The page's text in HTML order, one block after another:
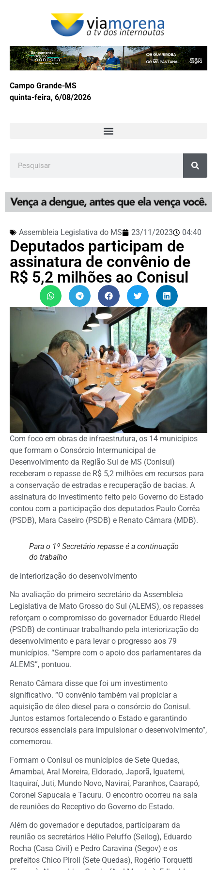
Campo Grande-MS
quinta-feira, 6/08/2026
Assembleia Legislativa do MS 23/11/2023 04:40
Deputados participam de
assinatura de convênio de
R$ 5,2 milhões ao Conisul
Com foco em obras de infraestrutura, os 14 municípios
que formam o Consórcio Intermunicipal de
Desenvolvimento da Região Sul de MS (Conisul)
receberam o repasse de R$ 5,2 milhões em recursos para
a conservação de estradas e recuperação de bacias. A
assinatura do investimento feito pelo Governo do Estado
contou com a participação dos deputados Paulo Corrêa
(PSDB), Mara Caseiro (PSDB) e Renato Câmara (MDB).
Para o 1º Secretário repasse é a continuação
do trabalho
de interiorização do desenvolvimento
Na avaliação do primeiro secretário da Assembleia
Legislativa de Mato Grosso do Sul (ALEMS), os repasses
reforçam o compromisso do governador Eduardo Riedel
(PSDB) de continuar trabalhando pela interiorização do
desenvolvimento e para levar o progresso aos 79
municípios. “Sempre com o apoio dos parlamentares da
ALEMS”, pontuou.
Renato Câmara disse que foi um investimento
significativo. “O convênio também vai propiciar a
aquisição de óleo diesel para o consórcio do Conisul.
Juntos estamos fortalecendo o Estado e garantindo
recursos essenciais para impulsionar o desenvolvimento”,
comemorou.
Formam o Conisul os municípios de Sete Quedas,
Amambai, Aral Moreira, Eldorado, Japorã, Iguatemi,
Itaquiraí, Juti, Mundo Novo, Naviraí, Paranhos, Caarapó,
Coronel Sapucaia e Tacuru. O encontro ocorreu na sala
de reuniões do Receptivo do Governo do Estado.
Além do governador e deputados, participaram da
reunião os secretários Hélio Peluffo (Seilog), Eduardo
Rocha (Casa Civil) e Pedro Caravina (Segov) e os
prefeitos Chico Piroli (Sete Quedas), Rogério Torquetti